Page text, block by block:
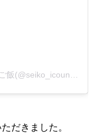
山本清子@日本酒やワインペアリングご飯(@seiko_icount)がシェアした投稿
だきました。